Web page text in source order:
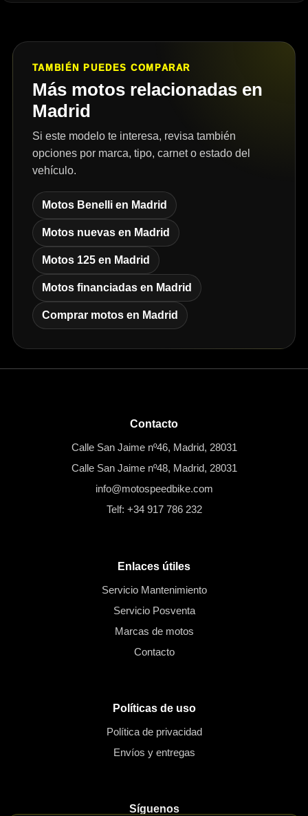
TAMBIÉN PUEDES COMPARAR
Más motos relacionadas en
Madrid
Si este modelo te interesa, revisa también
opciones por marca, tipo, carnet o estado del
vehículo.
Motos Benelli en Madrid
Motos nuevas en Madrid
Motos 125 en Madrid
Motos financiadas en Madrid
Comprar motos en Madrid
Contacto
Calle San Jaime nº46, Madrid, 28031
Calle San Jaime nº48, Madrid, 28031
info@motospeedbike.com
Telf: +34 917 786 232
Enlaces útiles
Servicio Mantenimiento
Servicio Posventa
Marcas de motos
Contacto
Políticas de uso
Política de privacidad
Envíos y entregas
Síguenos